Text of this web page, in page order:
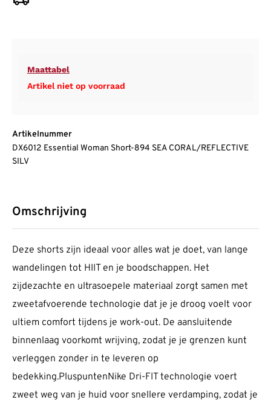
Maattabel
Artikel niet op voorraad
Artikelnummer
DX6012 Essential Woman Short-894 SEA CORAL/REFLECTIVE
SILV
Omschrijving
Deze shorts zijn ideaal voor alles wat je doet, van lange
wandelingen tot HIIT en je boodschappen. Het
zijdezachte en ultrasoepele materiaal zorgt samen met
zweetafvoerende technologie dat je je droog voelt voor
ultiem comfort tijdens je work-out. De aansluitende
binnenlaag voorkomt wrijving, zodat je je grenzen kunt
verleggen zonder in te leveren op
bedekking.PluspuntenNike Dri-FIT technologie voert
zweet weg van je huid voor snellere verdamping, zodat je